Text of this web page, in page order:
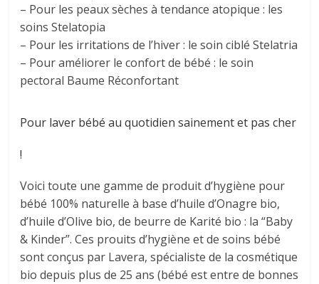
– Pour les peaux sèches à tendance atopique : les
soins Stelatopia
– Pour les irritations de l’hiver : le soin ciblé Stelatria
– Pour améliorer le confort de bébé : le soin
pectoral Baume Réconfortant
Pour laver bébé au quotidien sainement et pas cher
!
Voici toute une gamme de produit d’hygiène pour
bébé 100% naturelle à base d’huile d’Onagre bio,
d’huile d’Olive bio, de beurre de Karité bio : la “Baby
& Kinder”. Ces prouits d’hygiène et de soins bébé
sont conçus par Lavera, spécialiste de la cosmétique
bio depuis plus de 25 ans (bébé est entre de bonnes